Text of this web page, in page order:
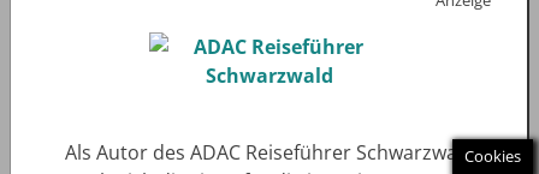
Als Autor des ADAC Reiseführer SchwarzwaldCookies